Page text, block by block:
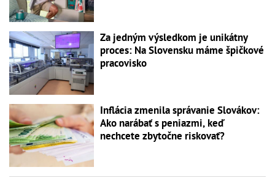
Za jedným výsledkom je unikátny
proces: Na Slovensku máme špičkové
pracovisko
Inflácia zmenila správanie Slovákov:
Ako narábať s peniazmi, keď
nechcete zbytočne riskovať?